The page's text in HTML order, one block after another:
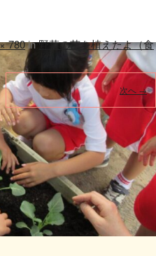
780in野菜の苗を植えたよ（食
次へ →